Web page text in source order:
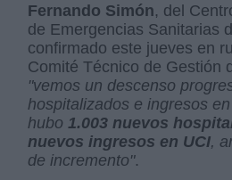
Fernando Simón, del
de Emergencias Sanitarias
confirmado este jueves en
Comité Técnico de Gestión
"vemos un descenso
hospitalizados e ingresos
hubo 1.003 nuevos
nuevos ingresos en UCI,
de incremento".